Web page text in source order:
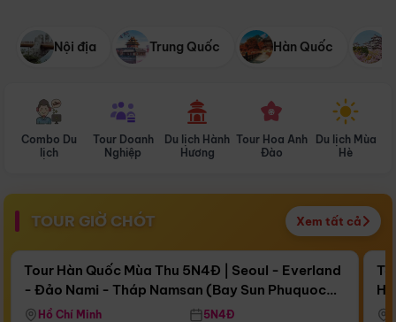
Nội địa Trung Quốc Hàn Quốc
Combo Du
lịch
Tour Doanh
Nghiệp
Du lịch Hành
Hương
Tour Hoa Anh
Đào
Du lịch Mùa
Hè
TOUR GIỜ CHÓT Xem tất cả
Còn16 ngày 14:54:38
Bay Sun Phuquoc Airways
Điểm nổi bật
Tour Hàn Quốc Mùa Thu 5N4Đ | Seoul - Everland
- Đảo Nami - Tháp Namsan (Bay Sun Phuquoc
Airways)
Hồ Chí Minh 5N4Đ